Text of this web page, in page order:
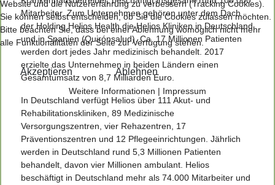
Mitarbeiter. Zum Unternehmen gehören unter dem Dach
der Holding Helios Health die Helios Kliniken in Deutschland
und in Spanien (Quirónsalud). Ca. 17 Millionen Patienten
werden dort jedes Jahr medizinisch behandelt. 2017
erzielte das Unternehmen in beiden Ländern einen
Gesamtumsatz von 8,7 Milliarden Euro.
In Deutschland verfügt Helios über 111 Akut- und
Rehabilitationskliniken, 89 Medizinische
Versorgungszentren, vier Rehazentren, 17
Präventionszentren und 12 Pflegeeinrichtungen. Jährlich
werden in Deutschland rund 5,3 Millionen Patienten
behandelt, davon vier Millionen ambulant. Helios
beschäftigt in Deutschland mehr als 74.000 Mitarbeiter und
Website und die Nutzererfahrung zu verbessern (Tracking Cookies).
Sie können selbst entscheiden, ob Sie die Cookies zulassen möchten.
Bitte beachten Sie, dass bei einer Ablehnung womöglich nicht mehr
alle Funktionalitäten der Seite zur Verfügung stehen.
Akzeptieren Ablehnen
Weitere Informationen | Impressum